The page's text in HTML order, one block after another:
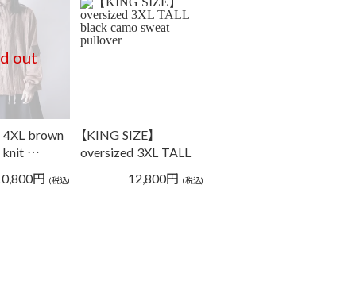
out
brown
knit …
円 (税込)
【KING SIZE】
oversized 3XL TALL
12,800円 (税込)